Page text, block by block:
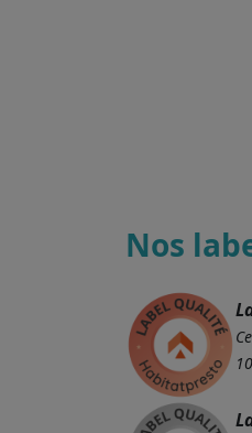
Nos